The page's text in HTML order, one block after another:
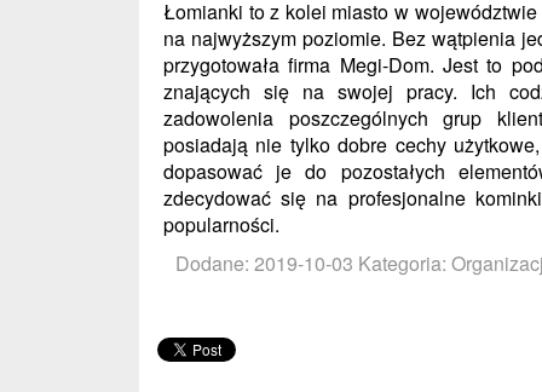
Łomianki to z kolei miasto w
na najwyższym poziomie. Bez wątpienia
przygotowała firma Megi-Dom. Jest to
znających się na swojej pracy. Ich
zadowolenia poszczególnych grup
posiadają nie tylko dobre cechy
dopasować je do pozostałych
zdecydować się na profesjonalne
popularności.
Dodane: 2019-10-03 Kategoria: